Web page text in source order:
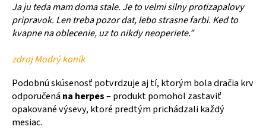
Ja ju teda mam doma stale. Je to velmi silny protizapalovy
pripravok. Len treba pozor dat, lebo strasne farbi. Ked to
kvapne na oblecenie, uz to nikdy neoperiete.”
zdroj Modrý koník
Podobnú skúsenosť potvrdzuje aj tí, ktorým bola dračia krv
odporučenána herpes– produkt pomohol zastaviť
opakované výsevy, ktoré predtým prichádzali každý
mesiac.